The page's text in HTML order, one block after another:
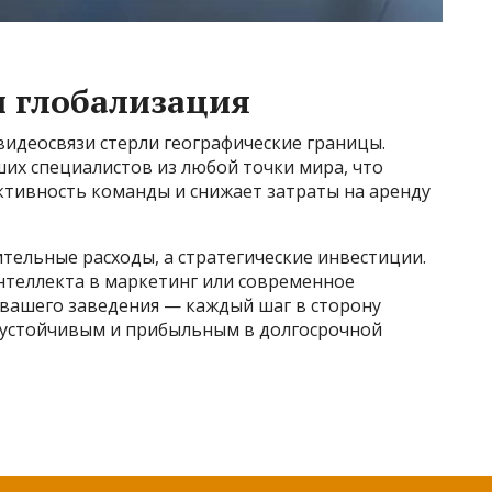
глобализация
стерли географические границы.
специалистов из любой точки мира, что
команды и снижает затраты на аренду
расходы, а стратегические инвестиции.
в маркетинг или современное
заведения — каждый шаг в сторону
и прибыльным в долгосрочной